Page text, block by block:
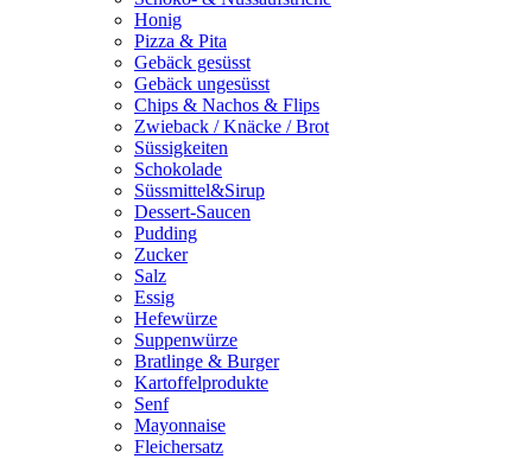
Honig
Pizza & Pita
Gebäck gesüsst
Gebäck ungesüsst
Chips & Nachos & Flips
Zwieback / Knäcke / Brot
Süssigkeiten
Schokolade
Süssmittel&Sirup
Dessert-Saucen
Pudding
Zucker
Salz
Essig
Hefewürze
Suppenwürze
Bratlinge & Burger
Kartoffelprodukte
Senf
Mayonnaise
Fleichersatz